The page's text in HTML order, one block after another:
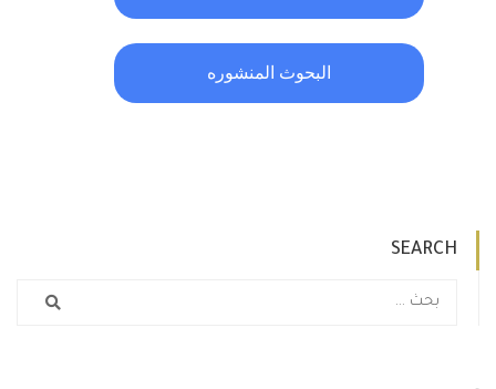
البحوث المنشوره
SEARCH